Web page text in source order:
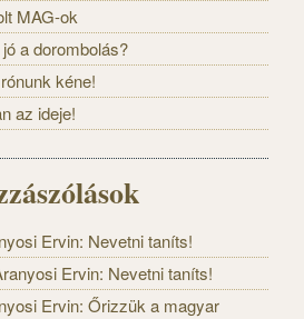
MAG-ok
a dorombolás?
kéne!
az ideje!
Ervin: Nevetni taníts!
Ervin: Nevetni taníts!
Ervin: Őrizzük a magyar